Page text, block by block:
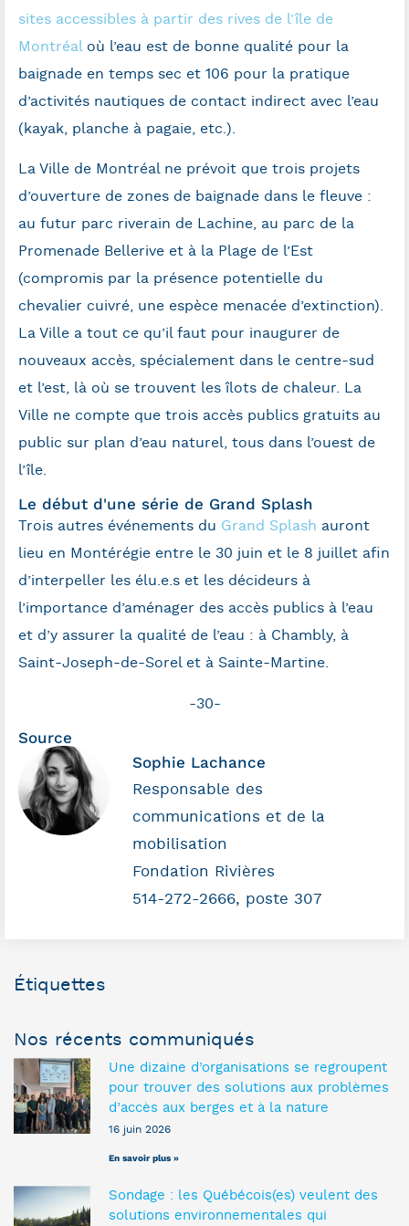
sites accessibles à partir des rives de l’île de
Montréal
où l’eau est de bonne qualité pour la
baignade en temps sec et 106 pour la pratique
d’activités nautiques de contact indirect avec l’eau
(kayak, planche à pagaie, etc.).
La Ville de Montréal ne prévoit que trois projets
d’ouverture de zones de baignade dans le fleuve :
au futur parc riverain de Lachine, au parc de la
Promenade Bellerive et à la Plage de l’Est
(compromis par la présence potentielle du
chevalier cuivré, une espèce menacée d’extinction).
La Ville a tout ce qu’il faut pour inaugurer de
nouveaux accès, spécialement dans le centre-sud
et l’est, là où se trouvent les îlots de chaleur. La
Ville ne compte que trois accès publics gratuits au
public sur plan d’eau naturel, tous dans l’ouest de
l’île.
Le début d'une série de Grand Splash
Trois autres événements du Grand Splash auront
lieu en Montérégie entre le 30 juin et le 8 juillet afin
d’interpeller les élu.e.s et les décideurs à
l’importance d’aménager des accès publics à l’eau
et d’y assurer la qualité de l’eau : à Chambly, à
Saint-Joseph-de-Sorel et à Sainte-Martine.
-30-
Source
Sophie Lachance
Responsable des
communications et de la
mobilisation
Fondation Rivières
514-272-2666, poste 307
Étiquettes
Nos récents communiqués
Une dizaine d’organisations se regroupent
pour trouver des solutions aux problèmes
d’accès aux berges et à la nature
16 juin 2026
En savoir plus »
Sondage : les Québécois(es) veulent des
solutions environnementales qui